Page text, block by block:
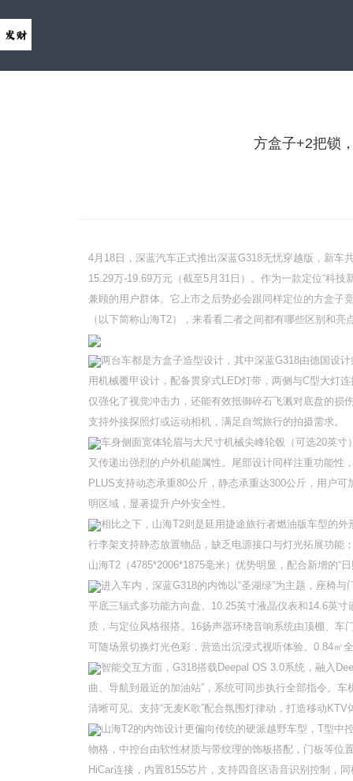
方盒子+2把锁
4月18日，深蓝汽车正式推出深蓝G318无忧穿越版，新车
15.29万-19.69万元（截至5月31日）。作为一款定位“科
兼顾的用户群体。它上市之后势必会跟同样定位的方盒子
（以下简称山海T2），来看看二者之间都有哪些区别和亮
两台车都是方盒子造型设计，其中深蓝G318由德国设
用机械覆甲设计，配备贯穿式LED灯带，两侧与C型大灯
仅强化了视觉冲击力，还能有效抵御碎石飞溅对底盘的损
支持外接探照灯或运动相机，满足自驾旅行的拍摄需求。
车身侧面宽体轮眉与大尺寸机械尖峰轮毂（可选20英
又传递出强烈的户外机能属性。尾部设计同样注重功能
PLUS支持动态承重80公斤，静态承重达300公斤，用户
明区域，显著提升户外安全性。
相比之下，山海T2则是延用捷途旅行者燃油版车型的
行李架支持静态放置物品，缺乏电源接口与灯光拓展功能
山海T2（4785*2006*1875毫米）优势明显，配合新增的“
进入车内，深蓝G318的内饰以“圣湖绿”为主题，座椅
平底三辐式多功能方向盘、10.25英寸液晶仪表和14.6英
质，与定位风格很搭。16扬声器环绕音响系统由顶棚、车
可随场景切换灯光色彩，营造出沉浸式视听体验。0.84㎡
智能交互方面，G318搭载Deepal OS 3.0系统，融入
曲、导航到最近的加油站”，系统可同步执行全部指令。
清晰可见。支持“无麦K歌”配合氛围灯律动，打造移动KTV
山海T2的内饰设计更偏向传统的硬派越野车型，T型中
物格，中控台由软性材质与带纹理的饰板搭配，门板等位
HiCar连接，内置8155芯片，支持四音区语音识别控制，